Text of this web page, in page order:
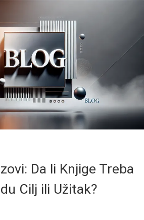
Da li Knjige Treba
Cilj ili Užitak?